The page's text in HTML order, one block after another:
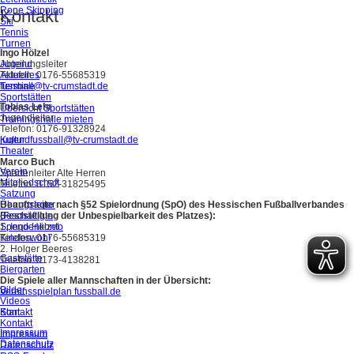
Rope Skipping
Ski
Tennis
Turnen
Jugend
Aktuelles
Termine
Sportstätten
Übersicht Sportstätten
Trainingshalle mieten
Kultur
Theater
Verein
Mitgliedschaft
Satzung
Übungsleiter
Beschäftigte
Spendenkonto
Kindeswohl
Gaststätte
Biergarten
Bilder
Videos
Kontakt
Impressum
Datenschutz
Kontakt
Ingo Hölzel
Abteilungsleiter
Telefon: 0176-55685319
fussball@tv-crumstadt.de
Tobias Lehr
Jugendleiter
Telefon: 0176-91328924
jugendfussball@tv-crumstadt.de
Marco Buch
Spartenleiter Alte Herren
Telefon: 0152-31825495
Beauftragte nach §52 Spielordnung (SpO) des Hessischen Fußballverbandes
(Feststellung der Unbespielbarkeit des Platzes):
1. Ingo Hölzel
Telefon: 0176-55685319
2. Holger Beeres
Telefon: 0173-4138281
Die Spiele aller Mannschaften in der Übersicht:
Vereinsspielplan fussball.de
Start
Kontakt
Impressum
Datenschutz